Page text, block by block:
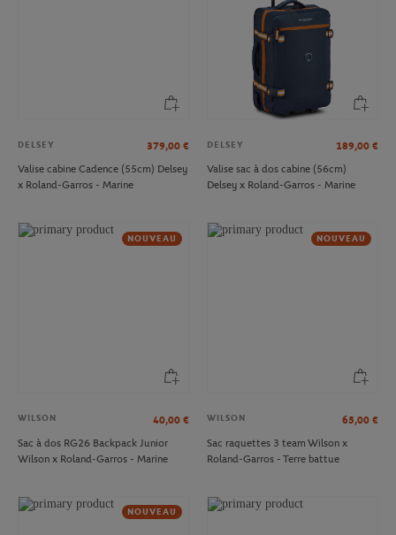
DELSEY 379,00 €
Valise cabine Cadence (55cm) Delsey
x Roland-Garros - Marine
DELSEY 189,00 €
Valise sac à dos cabine (56cm)
Delsey x Roland-Garros - Marine
NOUVEAU
WILSON 40,00 €
Sac à dos RG26 Backpack Junior
Wilson x Roland-Garros - Marine
NOUVEAU
WILSON 65,00 €
Sac raquettes 3 team Wilson x
Roland-Garros - Terre battue
NOUVEAU